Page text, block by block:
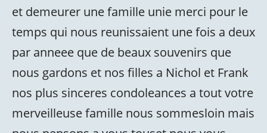
et demeurer une famille unie merci pour le
temps qui nous reunissaient une fois a deux
par anneee que de beaux souvenirs que
nous gardons et nos filles a Nichol et Frank
nos plus sinceres condoleances a tout votre
merveilleuse famille nous sommesloin mais